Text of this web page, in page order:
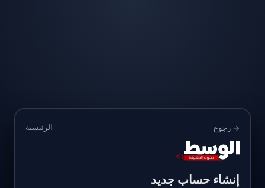
→ رجوع الرئيسية
إنشاء حساب جديد